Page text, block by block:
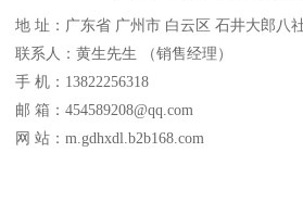
地 址：广东省 广州市 白云区 石井大郎八
联系人：黄生先生 （销售经理）
手 机：13822256318
邮 箱：454589208@qq.com
网 站：m.gdhxdl.b2b168.com